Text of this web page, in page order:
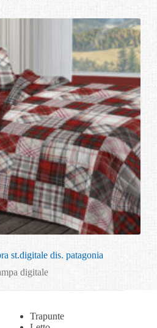
st.digitale dis. patagonia
digitale
Trapunte